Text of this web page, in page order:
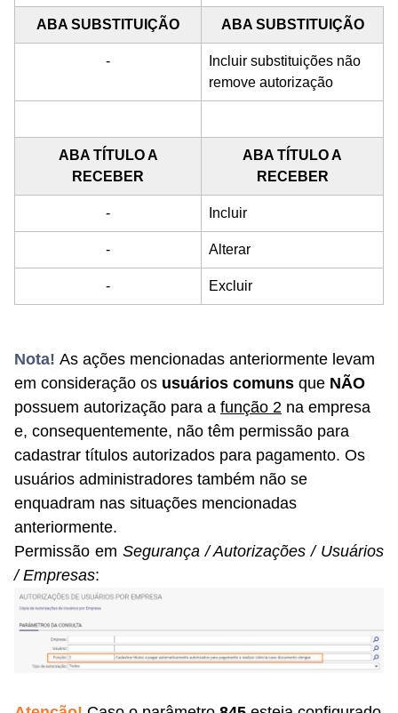
ABA SUBSTITUIÇÃO ABA SUBSTITUIÇÃO
-
Incluir substituições não
remove autorização
ABA TÍTULO A
RECEBER
ABA TÍTULO A
RECEBER
- Incluir
- Alterar
- Excluir
Nota! As ações mencionadas anteriormente levam
em consideração os usuários comuns que NÃO
possuem autorização para a função 2 na empresa
e, consequentemente, não têm permissão para
cadastrar títulos autorizados para pagamento. Os
usuários administradores também não se
enquadram nas situações mencionadas
anteriormente.
Permissão em Segurança / Autorizações / Usuários
/ Empresas: